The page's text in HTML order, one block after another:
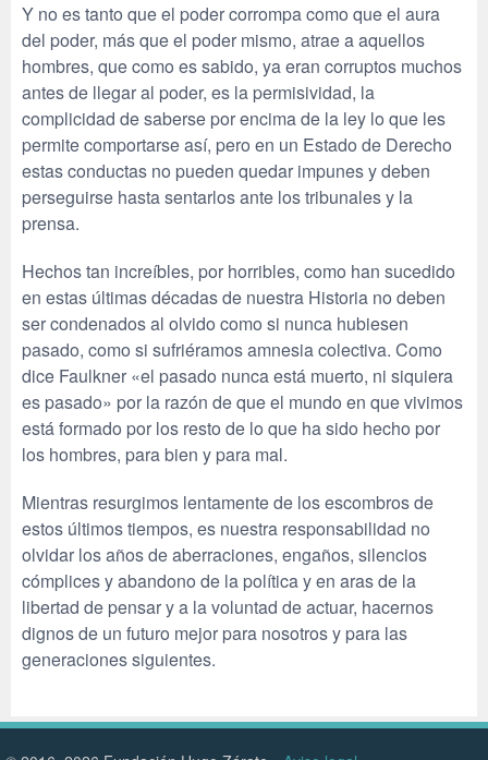
Y no es tanto que el poder corrompa como que el aura
del poder, más que el poder mismo, atrae a aquellos
hombres, que como es sabido, ya eran corruptos muchos
antes de llegar al poder, es la permisividad, la
complicidad de saberse por encima de la ley lo que les
permite comportarse así, pero en un Estado de Derecho
estas conductas no pueden quedar impunes y deben
perseguirse hasta sentarlos ante los tribunales y la
prensa.
Hechos tan increíbles, por horribles, como han sucedido
en estas últimas décadas de nuestra Historia no deben
ser condenados al olvido como si nunca hubiesen
pasado, como si sufriéramos amnesia colectiva. Como
dice Faulkner «el pasado nunca está muerto, ni siquiera
es pasado» por la razón de que el mundo en que vivimos
está formado por los resto de lo que ha sido hecho por
los hombres, para bien y para mal.
Mientras resurgimos lentamente de los escombros de
estos últimos tiempos, es nuestra responsabilidad no
olvidar los años de aberraciones, engaños, silencios
cómplices y abandono de la política y en aras de la
libertad de pensar y a la voluntad de actuar, hacernos
dignos de un futuro mejor para nosotros y para las
generaciones siguientes.